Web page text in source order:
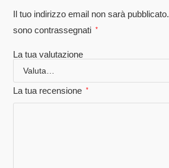
Il tuo indirizzo email non sarà pubblicato.
sono contrassegnati
*
La tua valutazione
La tua recensione *